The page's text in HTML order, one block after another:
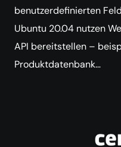
benutzerdefinierten
Ubuntu 20.04 nutzen
API bereitstellen –
Produktdatenbank…